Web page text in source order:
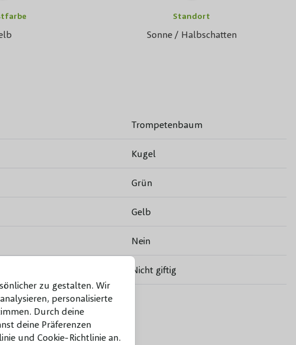
zu gestalten. Wir
personalisierte
Durch deine
deine Präferenzen
und Cookie-Richtlinie an.
Standort
Sonne / Halbschatten
Trompetenbaum
Kugel
Grün
Gelb
Nein
Nicht giftig